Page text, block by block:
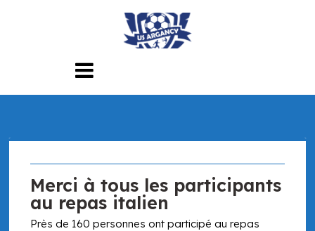
Merci à tous les participants
au repas italien
Près de 160 personnes ont participé au repas